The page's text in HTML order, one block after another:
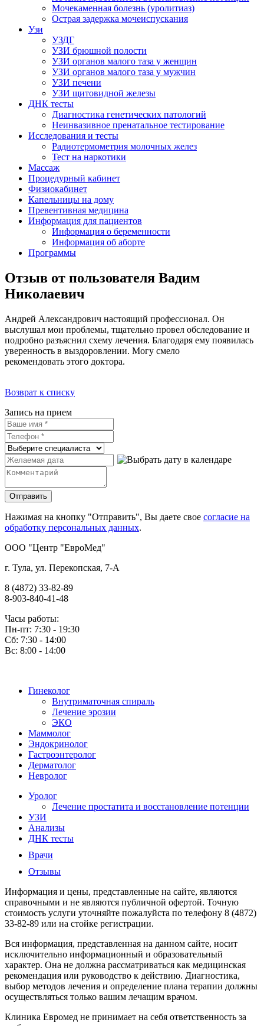
Мочекаменная болезнь (уролитиаз)
Острая задержка мочеиспускания
Узи
УЗДГ
УЗИ брюшной полости
УЗИ органов малого таза у женщин
УЗИ органов малого таза у мужчин
УЗИ печени
УЗИ щитовидной железы
ДНК тесты
Диагностика генетических патологий
Неинвазивное пренатальное тестирование
Исследования и тесты
Радиотермометрия молочных желез
Тест на наркотики
Массаж
Процедурный кабинет
Физиокабинет
Капельницы на дому
Превентивная медицина
Информация для пациентов
Информация о беременности
Информация об аборте
Программы
Отзыв от пользователя Вадим
Николаевич
Андрей Александрович настоящий профессионал. Он
выслушал мои проблемы, тщательно провел обследование и
подробно разъяснил схему лечения. Благодаря ему появилась
уверенность в выздоровлении. Могу смело
рекомендовать этого доктора.
Возврат к списку
Запись на прием
Нажимая на кнопку "Отправить", Вы даете свое согласие на
обработку персональных данных.
OOO "Центр "ЕвроМед"
г. Тула, ул. Перекопская, 7-А
8 (4872) 33-82-89
8-903-840-41-48
Часы работы:
Пн-пт: 7:30 - 19:30
Сб: 7:30 - 14:00
Вс: 8:00 - 14:00
Гинеколог
Внутриматочная спираль
Лечение эрозии
ЭКО
Маммолог
Эндокринолог
Гастроэнтеролог
Дерматолог
Невролог
Уролог
Лечение простатита и восстановление потенции
УЗИ
Анализы
ДНК тесты
Врачи
Отзывы
Информация и цены, представленные на сайте, являются
справочными и не являются публичной офертой. Точную
стоимость услуги уточняйте пожалуйста по телефону 8 (4872)
33-82-89 или на стойке регистрации.
Вся информация, представленная на данном сайте, носит
исключительно информационный и образовательный
характер. Она не должна рассматриваться как медицинская
рекомендация или руководство к действию. Диагностика,
выбор методов лечения и определение плана терапии должны
осуществляться только вашим лечащим врачом.
Клиника Евромед не принимает на себя ответственность за